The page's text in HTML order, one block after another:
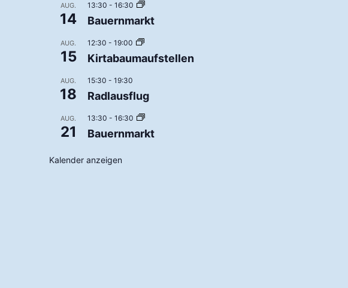
AUG.
14
13:30 - 16:30
Bauernmarkt
AUG.
15
12:30 - 19:00
Kirtabaumaufstellen
AUG.
18
15:30 - 19:30
Radlausflug
AUG.
21
13:30 - 16:30
Bauernmarkt
Kalender anzeigen